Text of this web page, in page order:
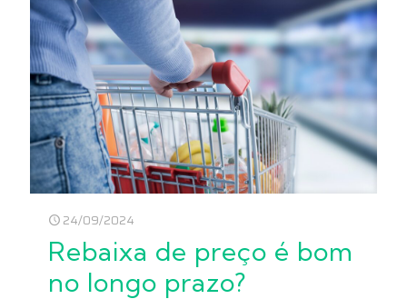
24/09/2024
Rebaixa de preço é bom
no longo prazo?